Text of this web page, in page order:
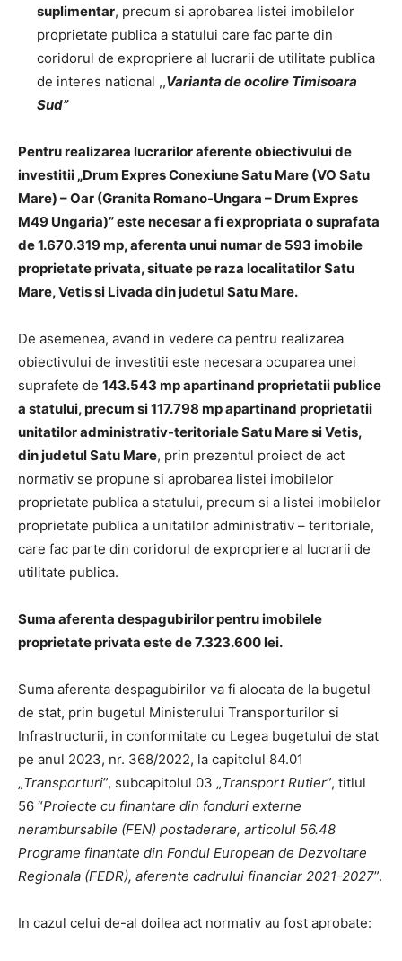
suplimentar, precum si aprobarea listei imobilelor
proprietate publica a statului care fac parte din
coridorul de expropriere al lucrarii de utilitate publica
de interes national ,,Varianta de ocolire Timisoara
Sud”
Pentru realizarea lucrarilor aferente obiectivului de
investitii „Drum Expres Conexiune Satu Mare (VO Satu
Mare) – Oar (Granita Romano-Ungara – Drum Expres
M49 Ungaria)” este necesar a fi expropriata o suprafata
de 1.670.319 mp, aferenta unui numar de 593 imobile
proprietate privata, situate pe raza localitatilor Satu
Mare, Vetis si Livada din judetul Satu Mare.
De asemenea, avand in vedere ca pentru realizarea
obiectivului de investitii este necesara ocuparea unei
suprafete de 143.543 mp apartinand proprietatii publice
a statului, precum si 117.798 mp apartinand proprietatii
unitatilor administrativ-teritoriale Satu Mare si Vetis,
din judetul Satu Mare, prin prezentul proiect de act
normativ se propune si aprobarea listei imobilelor
proprietate publica a statului, precum si a listei imobilelor
proprietate publica a unitatilor administrativ – teritoriale,
care fac parte din coridorul de expropriere al lucrarii de
utilitate publica.
Suma aferenta despagubirilor pentru imobilele
proprietate privata este de 7.323.600 lei.
Suma aferenta despagubirilor va fi alocata de la bugetul
de stat, prin bugetul Ministerului Transporturilor si
Infrastructurii, in conformitate cu Legea bugetului de stat
pe anul 2023, nr. 368/2022, la capitolul 84.01
„Transporturi”, subcapitolul 03 „Transport Rutier”, titlul
56 “Proiecte cu finantare din fonduri externe
nerambursabile (FEN) postaderare, articolul 56.48
Programe finantate din Fondul European de Dezvoltare
Regionala (FEDR), aferente cadrului financiar 2021-2027”.
In cazul celui de-al doilea act normativ au fost aprobate: